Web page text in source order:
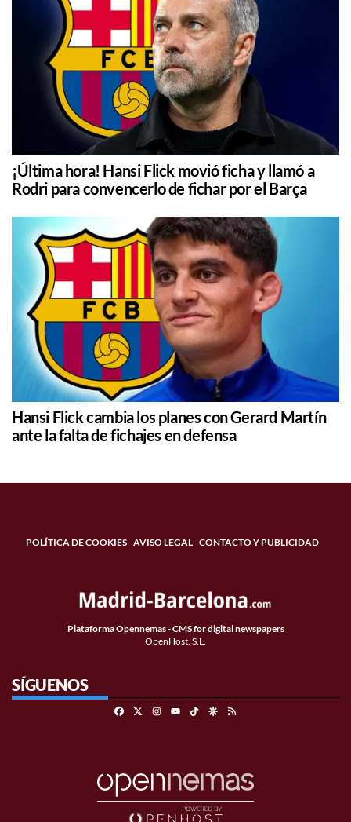
¡Última hora! Hansi Flick movió ficha y llamó a
Rodri para convencerlo de fichar por el Barça
Hansi Flick cambia los planes con Gerard Martín
ante la falta de fichajes en defensa
POLÍTICA DE COOKIES AVISO LEGAL CONTACTO Y PUBLICIDAD
Plataforma Opennemas - CMS for digital newspapers
OpenHost, S.L.
SÍGUENOS
FacebookInstagramTikTokGoogle Discover